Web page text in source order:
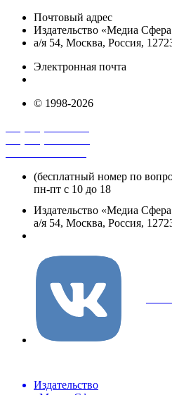
Почтовый адрес
Издательство «Медиа
а/я 54, Москва, Россия,
Электронная почта
© 1998-2026
(бесплатный номер по
пн-пт с 10 до 18
Издательство «Медиа
а/я 54, Москва, Россия,
Издательство